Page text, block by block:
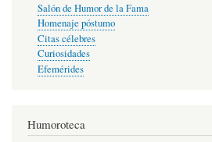
Salón de Humor de la Fama
Homenaje póstumo
Citas célebres
Curiosidades
Efemérides
Humoroteca